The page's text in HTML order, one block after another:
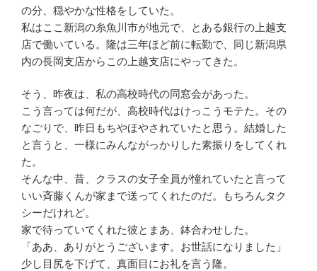
の分、穏やかな性格をしていた。
私はここ新潟の糸魚川市が地元で、とある銀行の上越支
店で働いている。隆は三年ほど前に転勤で、同じ新潟県
内の長岡支店からこの上越支店にやってきた。
そう、昨夜は、私の高校時代の同窓会があった。
こう言っては何だが、高校時代はけっこうモテた。その
なごりで、昨日もちやほやされていたと思う。結婚した
と言うと、一様にみんながっかりした素振りをしてくれ
た。
そんな中、昔、クラスの女子全員が憧れていたと言って
いい斉藤くんが家まで送ってくれたのだ。もちろんタク
シーだけれど。
家で待っていてくれた彼とまあ、鉢合わせした。
「ああ、ありがとうございます。お世話になりました」
少し目尻を下げて、真面目にお礼を言う隆。